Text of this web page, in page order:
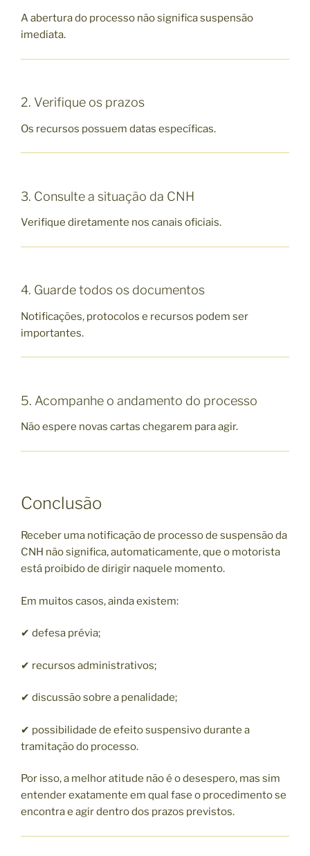
A abertura do processo não significa suspensão
imediata.
2. Verifique os prazos
Os recursos possuem datas específicas.
3. Consulte a situação da CNH
Verifique diretamente nos canais oficiais.
4. Guarde todos os documentos
Notificações, protocolos e recursos podem ser
importantes.
5. Acompanhe o andamento do processo
Não espere novas cartas chegarem para agir.
Conclusão
Receber uma notificação de processo de suspensão da
CNH não significa, automaticamente, que o motorista
está proibido de dirigir naquele momento.
Em muitos casos, ainda existem:
✔ defesa prévia;
✔ recursos administrativos;
✔ discussão sobre a penalidade;
✔ possibilidade de efeito suspensivo durante a
tramitação do processo.
Por isso, a melhor atitude não é o desespero, mas sim
entender exatamente em qual fase o procedimento se
encontra e agir dentro dos prazos previstos.